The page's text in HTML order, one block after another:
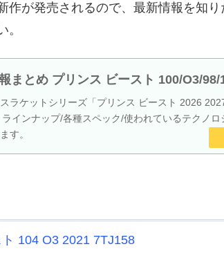
が発売されるので、最新情報を知り
。
まとめ プリンス ビースト 100/O3/98/
ラケットシリーズ「プリンス ビースト 2026
ラインナップ/各種スペック/使われているテクノロ
す。
104 O3 2021 7TJ158